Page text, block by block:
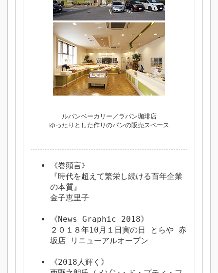
ルパンベーカリー／ラパン珈琲店
ゆったりとした作りのパンの販売スペース
《巻頭言》
『時代を超えて繁栄し続ける百年企業
の本質』
金子恵里子
《News Graphic 2018》
２０１８年10月１日寅の日 とらや 赤
坂店 リニューアルオープン
《2018人輝く》